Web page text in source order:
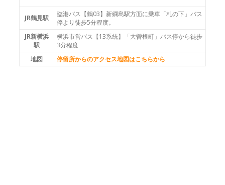
JR鶴見駅
臨港バス【鶴03】新綱島駅方面に乗車「札の下」バス
停より徒歩5分程度。
JR新横浜
駅
横浜市営バス【13系統】「大曽根町」バス停から徒歩
3分程度
地図
停留所からのアクセス地図はこちらから